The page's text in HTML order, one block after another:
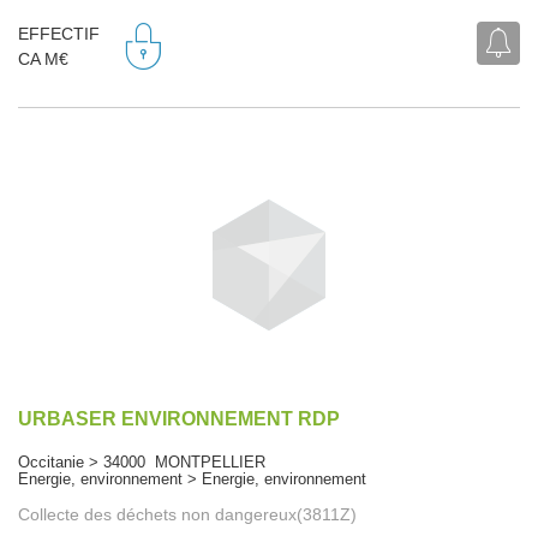
EFFECTIF
CA M€
URBASER ENVIRONNEMENT RDP
Occitanie > 34000 MONTPELLIER
Energie, environnement > Energie, environnement
Collecte des déchets non dangereux(3811Z)